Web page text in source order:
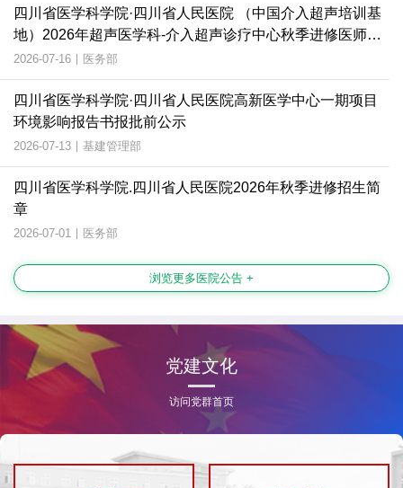
四川省医学科学院·四川省人民医院 （中国介入超声培训基
地）2026年超声医学科-介入超声诊疗中心秋季进修医师招
生简章
2026-07-16 | 医务部
四川省医学科学院·四川省人民医院高新医学中心一期项目
环境影响报告书报批前公示
2026-07-13 | 基建管理部
四川省医学科学院.四川省人民医院2026年秋季进修招生简
章
2026-07-01 | 医务部
浏览更多医院公告 +
党建文化
访问党群首页